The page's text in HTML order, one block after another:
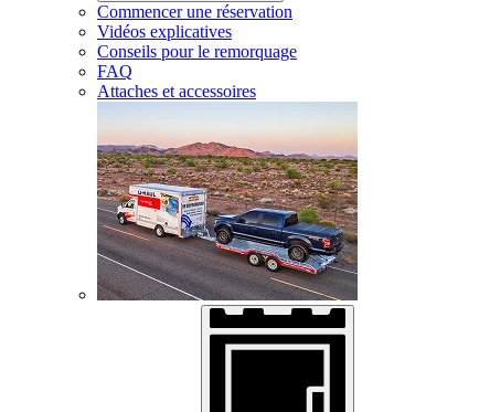
Commencer une réservation
Vidéos explicatives
Conseils pour le remorquage
FAQ
Attaches et accessoires